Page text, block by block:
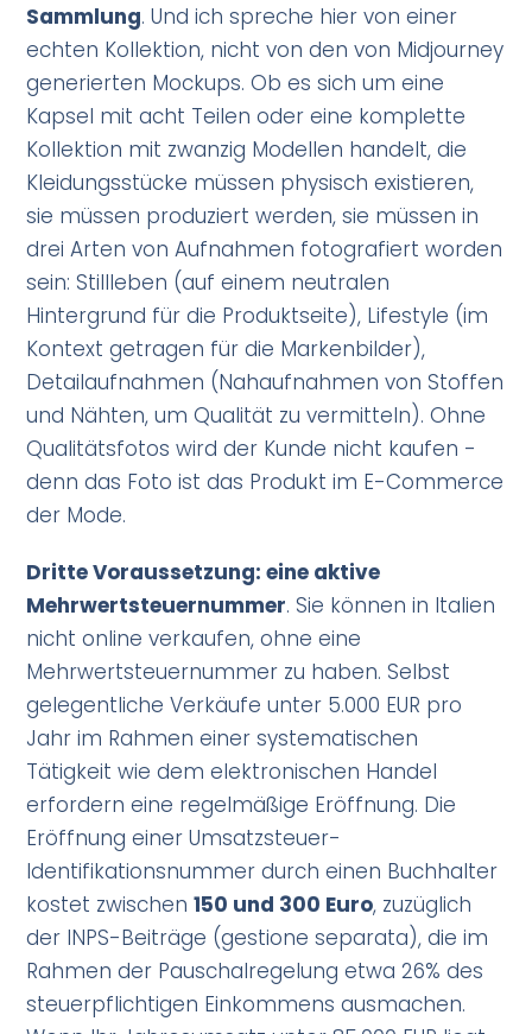
Sammlung. Und ich spreche hier von einer
echten Kollektion, nicht von den von Midjourney
generierten Mockups. Ob es sich um eine
Kapsel mit acht Teilen oder eine komplette
Kollektion mit zwanzig Modellen handelt, die
Kleidungsstücke müssen physisch existieren,
sie müssen produziert werden, sie müssen in
drei Arten von Aufnahmen fotografiert worden
sein: Stillleben (auf einem neutralen
Hintergrund für die Produktseite), Lifestyle (im
Kontext getragen für die Markenbilder),
Detailaufnahmen (Nahaufnahmen von Stoffen
und Nähten, um Qualität zu vermitteln). Ohne
Qualitätsfotos wird der Kunde nicht kaufen -
denn das Foto ist das Produkt im E-Commerce
der Mode.
Dritte Voraussetzung: eine aktive
Mehrwertsteuernummer. Sie können in Italien
nicht online verkaufen, ohne eine
Mehrwertsteuernummer zu haben. Selbst
gelegentliche Verkäufe unter 5.000 EUR pro
Jahr im Rahmen einer systematischen
Tätigkeit wie dem elektronischen Handel
erfordern eine regelmäßige Eröffnung. Die
Eröffnung einer Umsatzsteuer-
Identifikationsnummer durch einen Buchhalter
kostet zwischen150 und 300 Euro, zuzüglich
der INPS-Beiträge (gestione separata), die im
Rahmen der Pauschalregelung etwa 26% des
steuerpflichtigen Einkommens ausmachen.